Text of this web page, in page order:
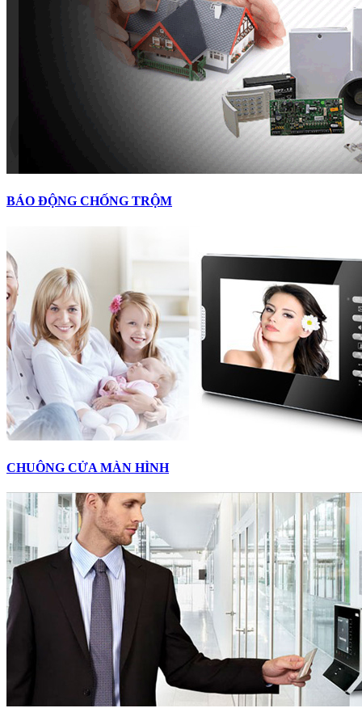
BÁO ĐỘNG CHỐNG TRỘM
CHUÔNG CỬA MÀN HÌNH